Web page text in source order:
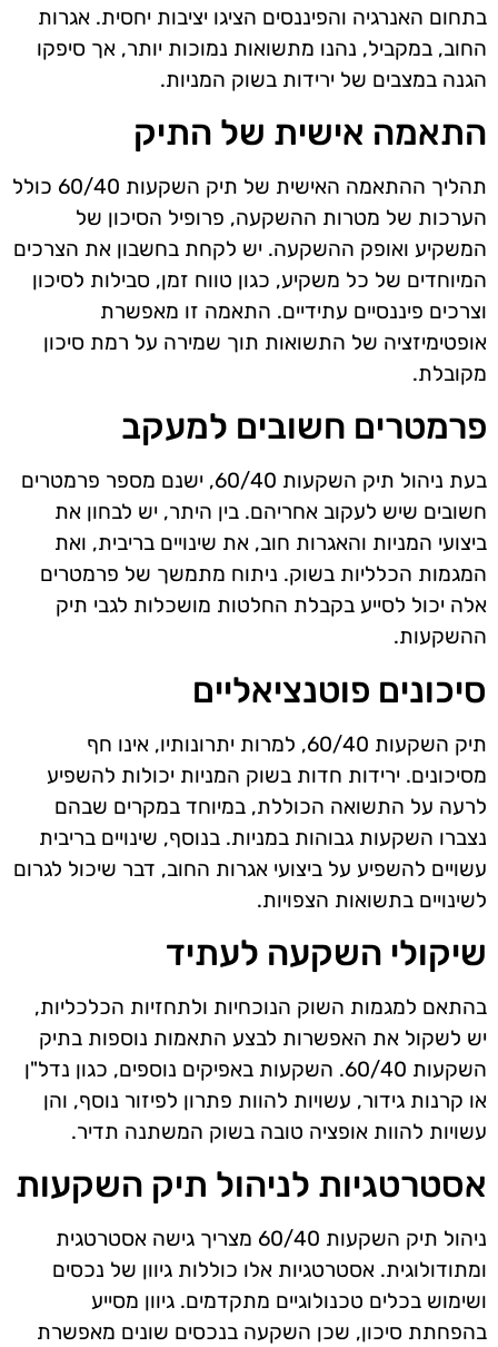
בתחום האנרגיה והפיננסים הציגו יציבות יחסית. אגרות
החוב, במקביל, נהנו מתשואות נמוכות יותר, אך סיפקו
הגנה במצבים של ירידות בשוק המניות.
התאמה אישית של התיק
תהליך ההתאמה האישית של תיק השקעות 60/40 כולל
הערכות של מטרות ההשקעה, פרופיל הסיכון של
המשקיע ואופק ההשקעה. יש לקחת בחשבון את הצרכים
המיוחדים של כל משקיע, כגון טווח זמן, סבילות לסיכון
וצרכים פיננסיים עתידיים. התאמה זו מאפשרת
אופטימיזציה של התשואות תוך שמירה על רמת סיכון
מקובלת.
פרמטרים חשובים למעקב
בעת ניהול תיק השקעות 60/40, ישנם מספר פרמטרים
חשובים שיש לעקוב אחריהם. בין היתר, יש לבחון את
ביצועי המניות והאגרות חוב, את שינויים בריבית, ואת
המגמות הכלליות בשוק. ניתוח מתמשך של פרמטרים
אלה יכול לסייע בקבלת החלטות מושכלות לגבי תיק
ההשקעות.
סיכונים פוטנציאליים
תיק השקעות 60/40, למרות יתרונותיו, אינו חף
מסיכונים. ירידות חדות בשוק המניות יכולות להשפיע
לרעה על התשואה הכוללת, במיוחד במקרים שבהם
נצברו השקעות גבוהות במניות. בנוסף, שינויים בריבית
עשויים להשפיע על ביצועי אגרות החוב, דבר שיכול לגרום
לשינויים בתשואות הצפויות.
שיקולי השקעה לעתיד
בהתאם למגמות השוק הנוכחיות ולתחזיות הכלכליות,
יש לשקול את האפשרות לבצע התאמות נוספות בתיק
השקעות 60/40. השקעות באפיקים נוספים, כגון נדל"ן
או קרנות גידור, עשויות להוות פתרון לפיזור נוסף, והן
עשויות להוות אופציה טובה בשוק המשתנה תדיר.
אסטרטגיות לניהול תיק השקעות
ניהול תיק השקעות 60/40 מצריך גישה אסטרטגית
ומתודולוגית. אסטרטגיות אלו כוללות גיוון של נכסים
ושימוש בכלים טכנולוגיים מתקדמים. גיוון מסייע
בהפחתת סיכון, שכן השקעה בנכסים שונים מאפשרת